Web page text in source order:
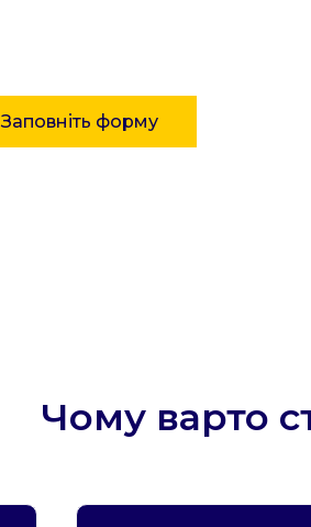
Заповніть форму
Чому варто